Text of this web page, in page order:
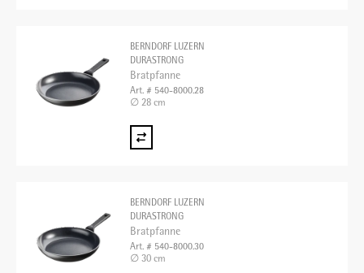
BERNDORF LUZERN
DURASTRONG
Bratpfanne
Art. # 540-8000.28
∅ 28 cm
BERNDORF LUZERN
DURASTRONG
Bratpfanne
Art. # 540-8000.30
∅ 30 cm